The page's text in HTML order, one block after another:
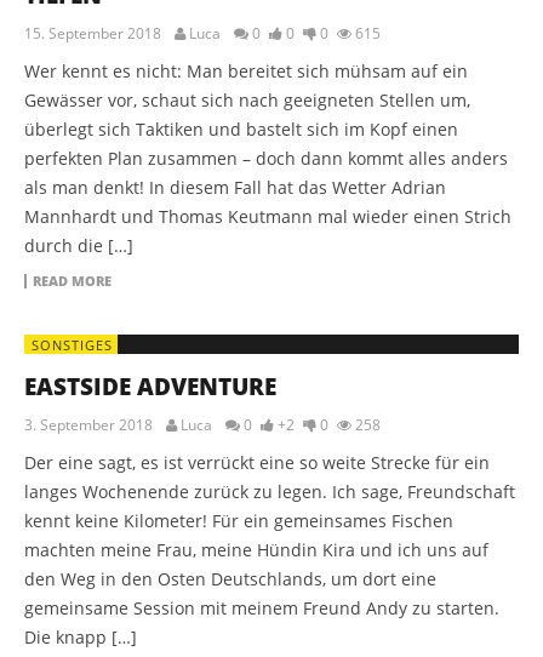
15. September 2018 Luca 0 0 0 615
Wer kennt es nicht: Man bereitet sich mühsam auf ein
Gewässer vor, schaut sich nach geeigneten Stellen um,
überlegt sich Taktiken und bastelt sich im Kopf einen
perfekten Plan zusammen – doch dann kommt alles anders
als man denkt! In diesem Fall hat das Wetter Adrian
Mannhardt und Thomas Keutmann mal wieder einen Strich
durch die […]
READ MORE
SONSTIGES
EASTSIDE ADVENTURE
3. September 2018 Luca 0 +2 0 258
Der eine sagt, es ist verrückt eine so weite Strecke für ein
langes Wochenende zurück zu legen. Ich sage, Freundschaft
kennt keine Kilometer! Für ein gemeinsames Fischen
machten meine Frau, meine Hündin Kira und ich uns auf
den Weg in den Osten Deutschlands, um dort eine
gemeinsame Session mit meinem Freund Andy zu starten.
Die knapp […]